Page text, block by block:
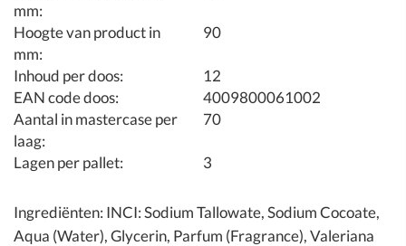
mm:
Hoogte van product in
mm:
90
Inhoud per doos:
12
EAN code doos:
4009800061002
Aantal in mastercase per
laag:
70
Lagen per pallet: 3
Ingrediënten: INCI: Sodium Tallowate, Sodium Cocoate,
Aqua (Water), Glycerin, Parfum (Fragrance), Valeriana